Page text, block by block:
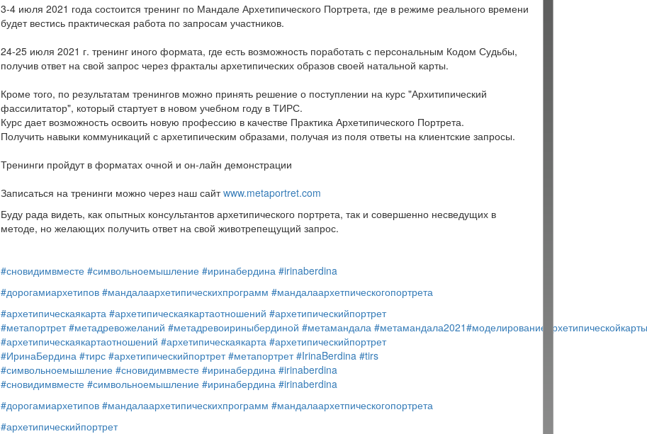
3-4 июля 2021 года состоится тренинг по Мандале Архетипического Портрета, где в режиме реального времени
будет вестись практическая работа по запросам участников.
24-25 июля 2021 г. тренинг иного формата, где есть возможность поработать с персональным Кодом Судьбы,
получив ответ на свой запрос через фракталы архетипических образов своей натальной карты.
Кроме того, по результатам тренингов можно принять решение о поступлении на курс "Архитипический
фассилитатор", который стартует в новом учебном году в ТИРС.
Курс дает возможность освоить новую профессию в качестве Практика Архетипического Портрета.
Получить навыки коммуникаций с архетипическим образами, получая из поля ответы на клиентские запросы.
Тренинги пройдут в форматах очной и он-лайн демонстрации
Записаться на тренинги можно через наш сайтwww.metaportret.com
Буду рада видеть, как опытных консультантов архетипического портрета, так и совершенно несведущих в
методе, но желающих получить ответ на свой животрепещущий запрос.
#сновидимвместе #символьноемышление #иринабердина #irinaberdina
#дорогамиархетипов #мандалаархетипическихпрограмм #мандалаархетпическогопортрета
#архетипическаякарта #архетипическаякартаотношений #архетипическийпортрет
#метапортрет #метадревожеланий #метадревоириныбердиной #метамандала #метамандала2021#моделированиеархетипическойкарты
#архетипическаякартаотношений #архетипическаякарта #архетипическийпортрет
#ИринаБердина #тирс #архетипическийпортрет #метапортрет #IrinaBerdina #tirs
#символьноемышление #сновидимвместе #иринабердина #irinaberdina
#сновидимвместе #символьноемышление #иринабердина #irinaberdina
#дорогамиархетипов #мандалаархетипическихпрограмм #мандалаархетпическогопортрета
#архетипическийпортрет